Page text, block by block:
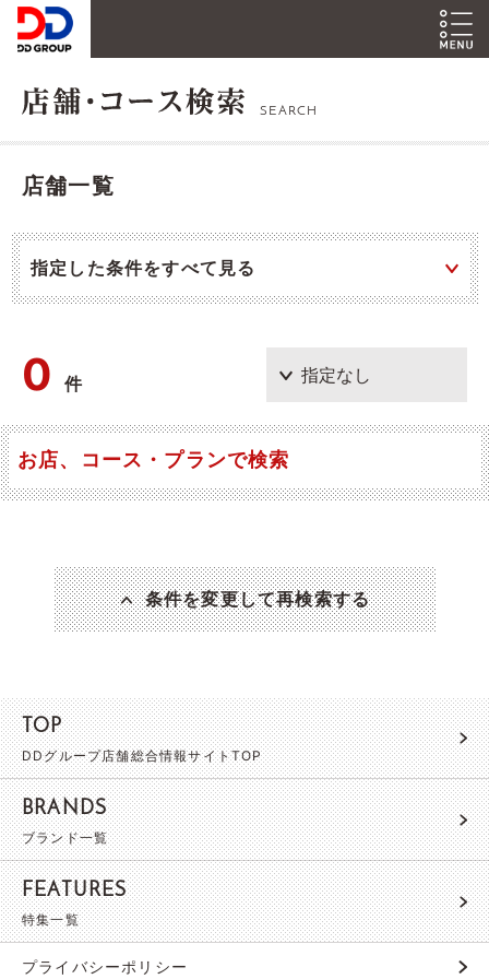
SEARCH
店舗一覧
指定した条件をすべて見る
0件
お店、コース・プランで検索
条件を変更して再検索する
TOP
DDグループ店舗総合情報サイトTOP
BRANDS
ブランド一覧
FEATURES
特集一覧
プライバシーポリシー